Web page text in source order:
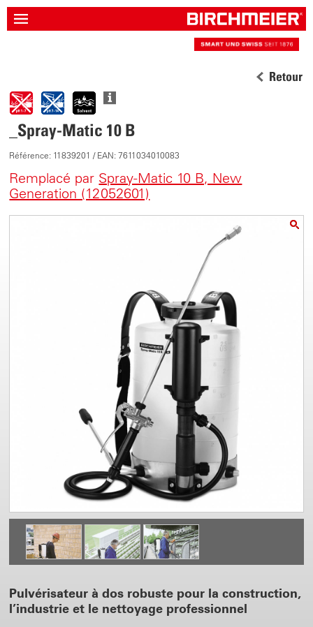
Retour
_Spray-Matic 10 B
Référence: 11839201 / EAN: 7611034010083
Remplacé par Spray-Matic 10 B, New
Generation (12052601)
Pulvérisateur à dos robuste pour la construction,
l’industrie et le nettoyage professionnel